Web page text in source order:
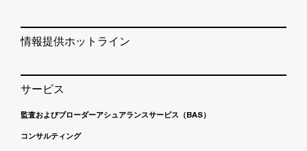
情報提供ホットライン
サービス
監査およびブローダーアシュアランスサービス（BAS）
コンサルティング